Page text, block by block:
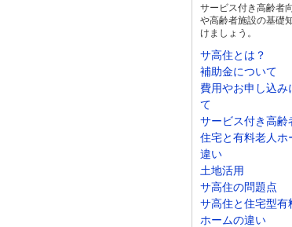
サービス付き高齢者
や高齢者施設の基礎
けましょう。
サ高住とは？
補助金について
費用やお申し込み
て
サービス付き高齢
住宅と有料老人ホ
違い
土地活用
サ高住の問題点
サ高住と住宅型有
ホームの違い